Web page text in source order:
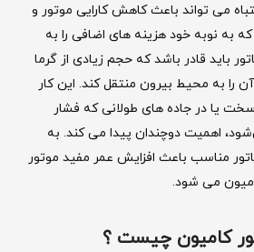
می‌ تواند باعث کاهش کارایی موتور و
به نوبه خود هزینه‌ های اضافی را به
باید قادر باشد که حجم زیادی از گرما
را به محیط بیرون منتقل کند. این کار
یا در جاده‌ های طولانی که فشار
اهمیت دوچندان پیدا می ‌کند. به
مناسب باعث افزایش عمر مفید موتور
می ‌شود.
کامیون چیست ؟